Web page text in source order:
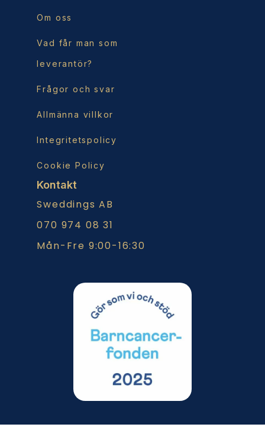
Om oss
Vad får man som
leverantör?
Frågor och svar
Allmänna villkor
Integritetspolicy
Cookie Policy
Kontakt
Sweddings AB
070 974 08 31
Mån-Fre 9:00-16:30